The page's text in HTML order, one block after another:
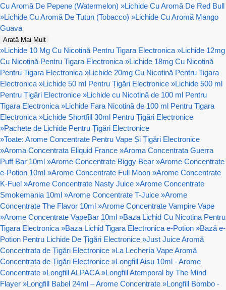
Cu Aromă De Pepene (Watermelon) »Lichide Cu Aromă De Red Bull
»Lichide Cu Aromă De Tutun (Tobacco) »Lichide Cu Aromă Mango
Guava
Arată Mai Mult
»Lichide 10 Mg Cu Nicotină Pentru Tigara Electronica »Lichide 12mg
Cu Nicotină Pentru Tigara Electronica »Lichide 18mg Cu Nicotină
Pentru Tigara Electronica »Lichide 20mg Cu Nicotină Pentru Tigara
Electronica »Lichide 50 ml Pentru Țigări Electronice »Lichide 500 ml
Pentru Țigări Electronice »Lichide cu Nicotină de 100 ml Pentru
Tigara Electronica »Lichide Fara Nicotină de 100 ml Pentru Tigara
Electronica »Lichide Shortfill 30ml Pentru Țigări Electronice
»Pachete de Lichide Pentru Țigări Electronice
»Toate: Arome Concentrate Pentru Vape Și Țigări Electronice
»Aroma Concentrata Eliquid France »Aroma Concentrata Guerra
Puff Bar 10ml »Arome Concentrate Biggy Bear »Arome Concentrate
e-Potion 10ml »Arome Concentrate Full Moon »Arome Concentrate
K-Fuel »Arome Concentrate Nasty Juice »Arome Concentrate
Smokemania 10ml »Arome Concentrate T-Juice »Arome
Concentrate The Flavor 10ml »Arome Concentrate Vampire Vape
»Arome Concentrate VapeBar 10ml »Baza Lichid Cu Nicotina Pentru
Tigara Electronica »Baza Lichid Tigara Electronica e-Potion »Bază e-
Potion Pentru Lichide De Țigări Electronice »Just Juice Aromă
Concentrata de Țigări Electronice »La Lechería Vape Aromă
Concentrata de Țigări Electronice »Longfill Aisu 10ml - Arome
Concentrate »Longfill ALPACA »Longfill Atemporal by The Mind
Flayer »Longfill Babel 24ml – Arome Concentrate »Longfill Bombo -